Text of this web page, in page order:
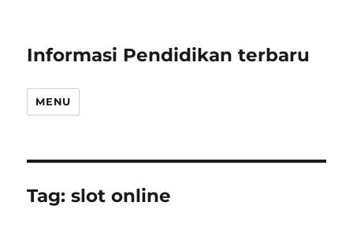
Informasi Pendidikan terbaru
MENU
Tag:slot online